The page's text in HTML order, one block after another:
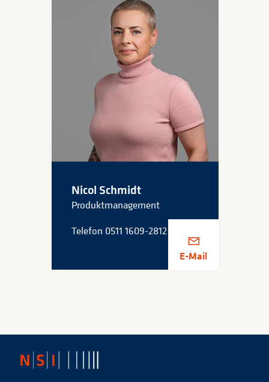
Nicol Schmidt
Produktmanagement
Telefon 0511 1609-2812
E-Mail